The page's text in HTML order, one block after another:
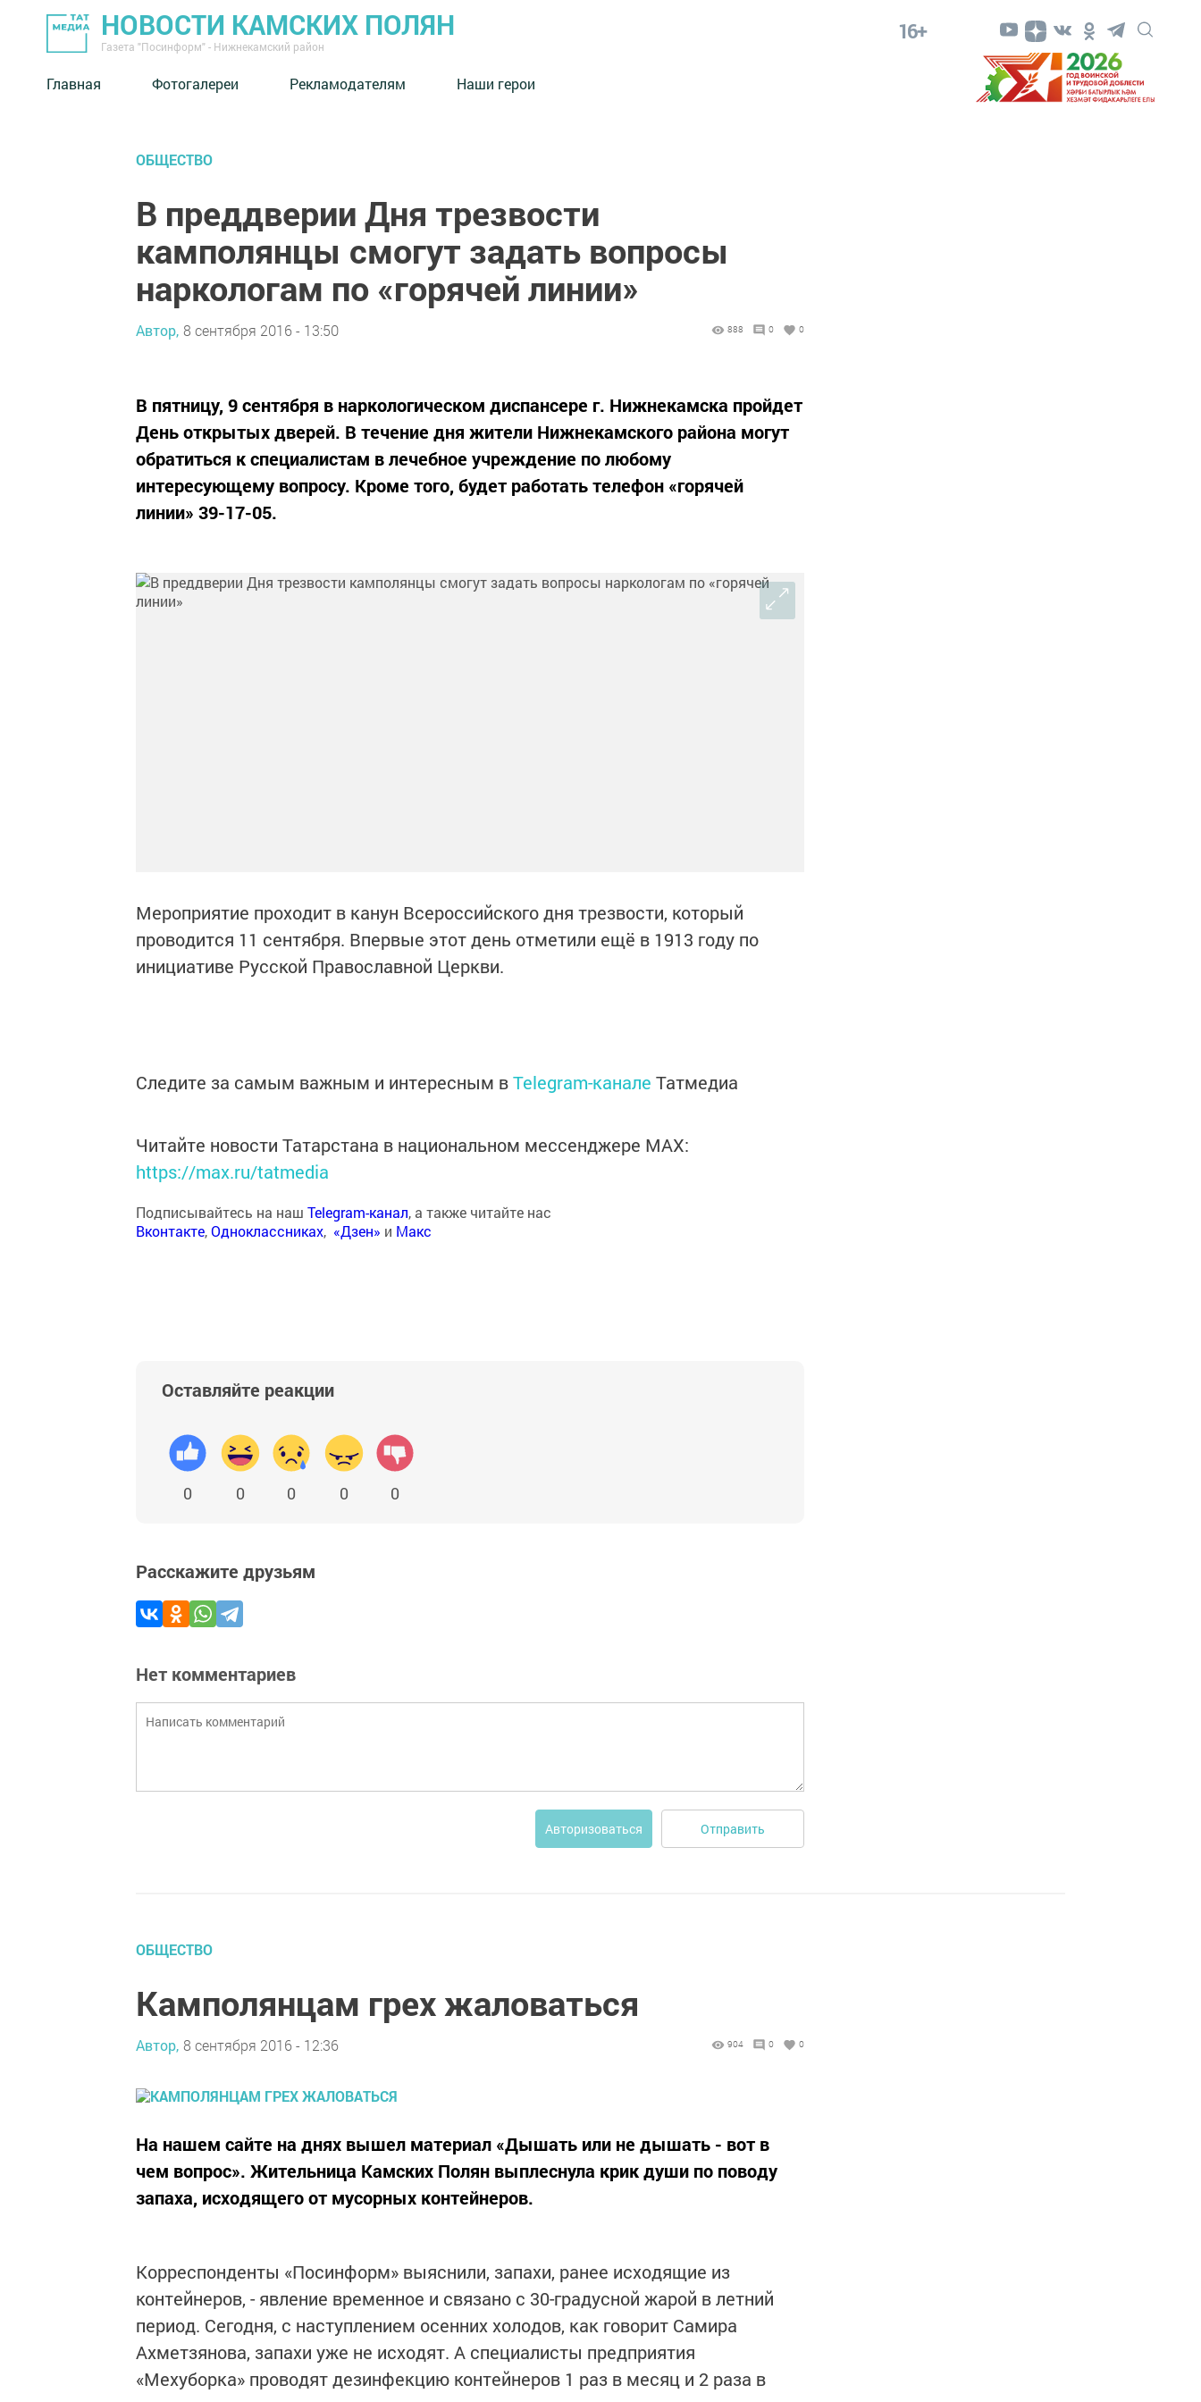
НОВОСТИ КАМСКИХ ПОЛЯН
Газета "Посинформ" - Нижнекамский район
16+
Главная Фотогалереи Рекламодателям Наши герои
ОБЩЕСТВО
В преддверии Дня трезвости
камполянцы смогут задать вопросы
наркологам по «горячей линии»
Автор, 8 сентября 2016 - 13:50 888 0 0
В пятницу, 9 сентября в наркологическом диспансере г. Нижнекамска пройдет
День открытых дверей. В течение дня жители Нижнекамского района могут
обратиться к специалистам в лечебное учреждение по любому
интересующему вопросу. Кроме того, будет работать телефон «горячей
линии» 39-17-05.
Мероприятие проходит в канун Всероссийского дня трезвости, который
проводится 11 сентября. Впервые этот день отметили ещё в 1913 году по
инициативе Русской Православной Церкви.
Следите за самым важным и интересным вTelegram-канале Татмедиа
Читайте новости Татарстана в национальном мессенджере MАХ:
https://max.ru/tatmedia
Подписывайтесь на наш Telegram-канал, а также читайте нас
Вконтакте,Одноклассниках, «Дзен» и Макс
Оставляйте реакции
0 0 0 0 0
Расскажите друзьям
Нет комментариев
Авторизоваться Отправить
ОБЩЕСТВО
Камполянцам грех жаловаться
Автор, 8 сентября 2016 - 12:36 904 0 0
На нашем сайте на днях вышел материал «Дышать или не дышать - вот в
чем вопрос». Жительница Камских Полян выплеснула крик души по поводу
запаха, исходящего от мусорных контейнеров.
Корреспонденты «Посинформ» выяснили, запахи, ранее исходящие из
контейнеров, - явление временное и связано с 30-градусной жарой в летний
период. Сегодня, с наступлением осенних холодов, как говорит Самира
Ахметзянова, запахи уже не исходят. А специалисты предприятия
«Мехуборка» проводят дезинфекцию контейнеров 1 раз в месяц и 2 раза в